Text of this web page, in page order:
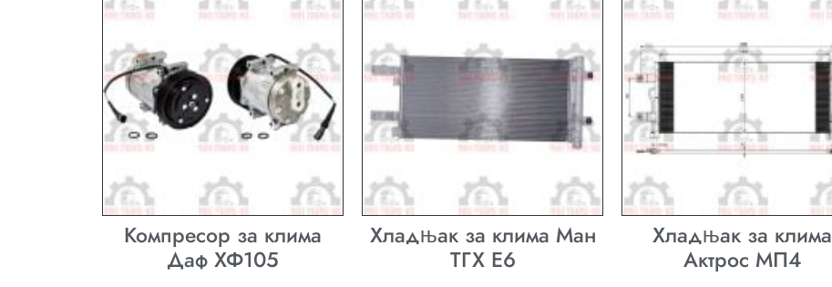
Компресор за клима
Даф ХФ105
Хладњак за клима Ман
ТГХ E6
Хладњак за клима
Актрос МП4